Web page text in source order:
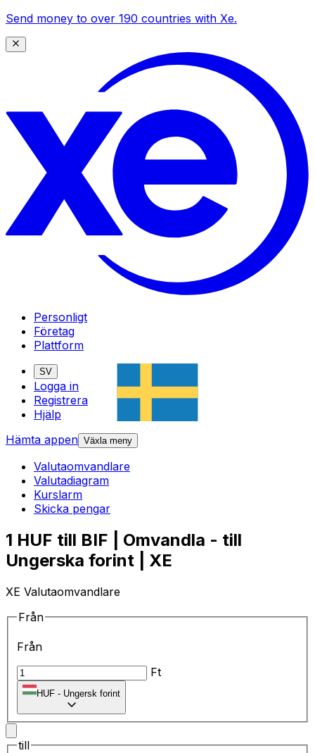
Send money to over 190 countries with Xe.
Personligt
Företag
Plattform
SV
Logga in
Registrera
Hjälp
Hämta appen Växla meny
Valutaomvandlare
Valutadiagram
Kurslarm
Skicka pengar
1 HUF till BIF | Omvandla - till
Ungerska forint | XE
XE Valutaomvandlare
Från
Från
Ft
HUF - Ungersk forint
till